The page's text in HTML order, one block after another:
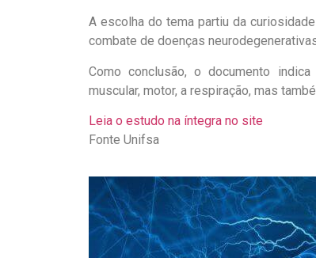
A escolha do tema partiu da
combate de doenças
Como conclusão, o documento
muscular, motor, a respiração, mas
Leia o estudo na íntegra no site
Fonte Unifsa